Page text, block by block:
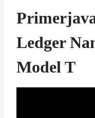
Ledger
Model T